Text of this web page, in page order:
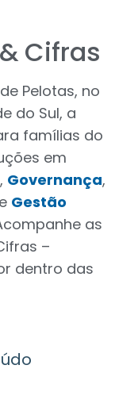
Cifras
Pelotas, no
do Sul, a
famílias do
em
, Governança,
e Gestão
as
–
dentro das